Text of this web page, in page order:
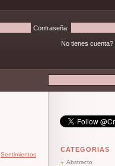
Contraseña:
No tienes cuenta?
Sentimientos
CATEGORIAS
Abstracto